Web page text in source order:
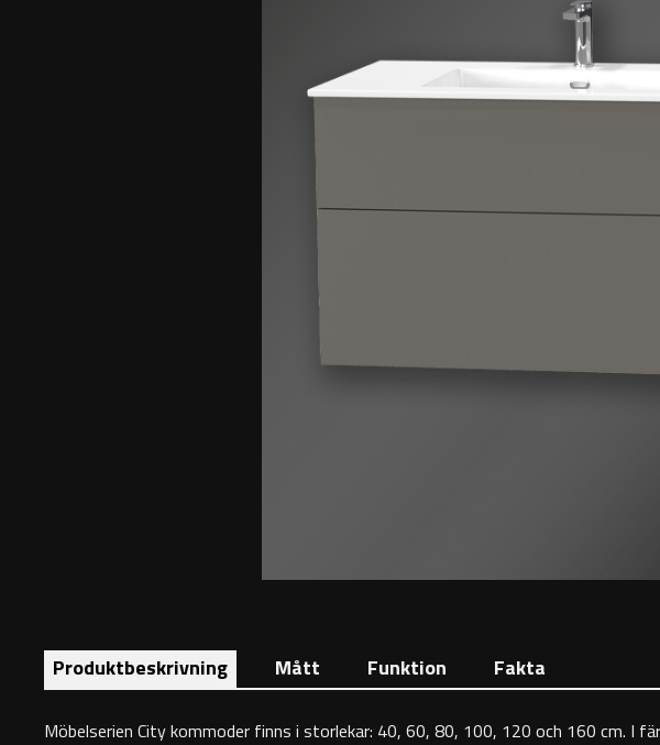
Produktbeskrivning Mått Funktion Fakta
Möbelserien City kommoder finns i storlekar: 40, 60, 80, 100, 120 och 160 cm. I